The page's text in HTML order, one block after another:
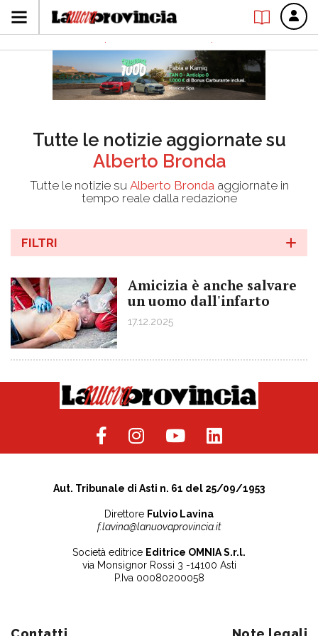
Tutte le notizie aggiornate su
Alberto Bronda
Tutte le notizie su Alberto Brondaaggiornate in
tempo reale dalla redazione
FILTRI
Amicizia è anche salvare
un uomo dall'infarto
17.12.2025
Aut. Tribunale di Asti n. 61 del 25/09/1953
Direttore Fulvio Lavina
f.lavina@lanuovaprovincia.it
Società editrice Editrice OMNIA S.r.l.
via Monsignor Rossi 3 -14100 Asti
P.Iva 00080200058